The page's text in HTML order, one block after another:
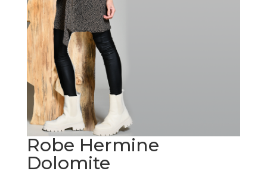
Robe Hermine
Dolomite